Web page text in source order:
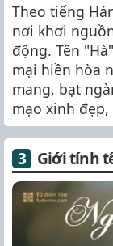
Theo tiếng
nơi khơi
động. Tên
mại hiền hòa
mang, bạt
mạo xinh
Giới tính